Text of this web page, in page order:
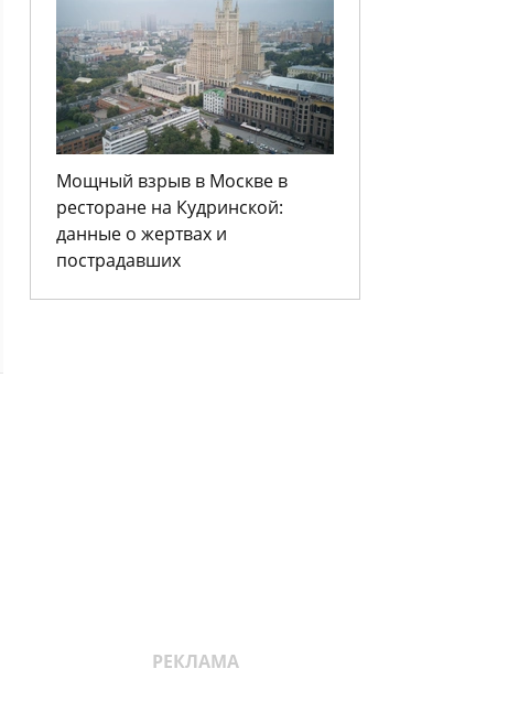
Мощный взрыв в Москве в
ресторане на Кудринской:
данные о жертвах и
пострадавших